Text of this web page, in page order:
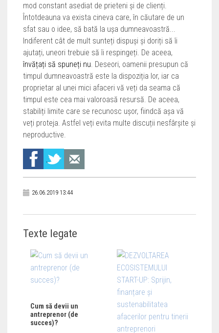
mod constant asediat de prieteni și de clienți.
Întotdeauna va exista cineva care, în căutare de un
sfat sau o idee, să bată la ușa dumneavoastră...
Indiferent cât de mult sunteți dispuși și doriți să îi
ajutați, uneori trebuie să îi respingeți. De aceea,
învățați să spuneți nu. Deseori, oamenii presupun că
timpul dumneavoastră este la dispoziția lor, iar ca
proprietar al unei mici afaceri vă veți da seama că
timpul este cea mai valoroasă resursă. De aceea,
stabiliți limite care se recunosc ușor, fiindcă așa vă
veți proteja. Astfel veți evita multe discuții nesfârșite și
neproductive.
26.06.2019 13:44
Texte legate
Cum să devii un
antreprenor (de
succes)?